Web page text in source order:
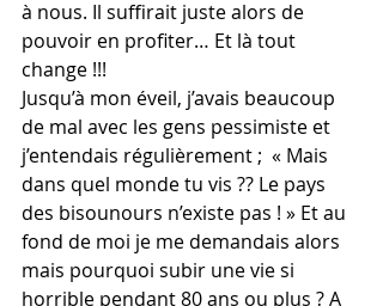
à nous. Il suffirait juste alors de
pouvoir en profiter… Et là tout
change !!!
Jusqu’à mon éveil, j’avais beaucoup
de mal avec les gens pessimiste et
j’entendais régulièrement ;  « Mais
dans quel monde tu vis ?? Le pays
des bisounours n’existe pas ! » Et au
fond de moi je me demandais alors
mais pourquoi subir une vie si
horrible pendant 80 ans ou plus ? A